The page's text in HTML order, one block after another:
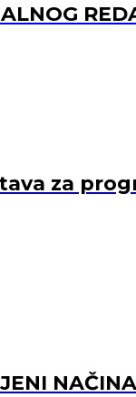
za